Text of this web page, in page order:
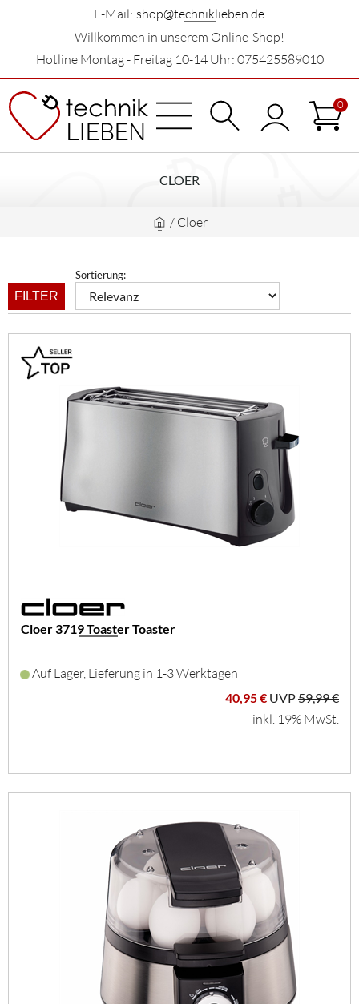
E-Mail: shop@techniklieben.de
Willkommen in unserem Online-Shop!
Hotline Montag - Freitag 10-14 Uhr: 075425589010
0
CLOER
/ Cloer
FILTER
Sortierung:
Cloer 3719 Toaster Toaster
Auf Lager, Lieferung in 1-3 Werktagen
40,95 € UVP59,99 €
inkl. 19% MwSt.